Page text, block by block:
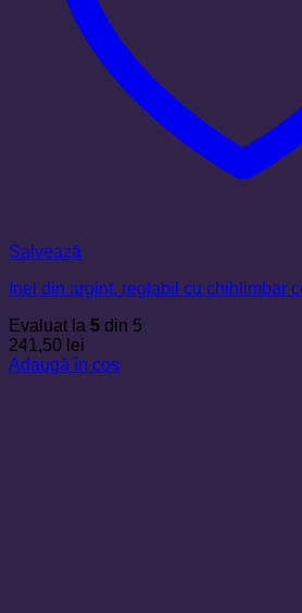
Salvează
Inel din argint, reglabil cu chihlimbar
Evaluat la 5 din 5
241,50 lei
Adaugă în coș